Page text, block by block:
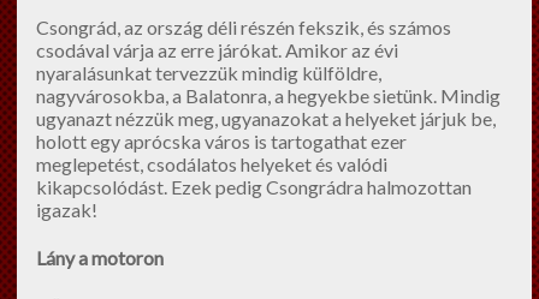
Csongrád, az ország déli részén fekszik, és számos
csodával várja az erre járókat. Amikor az évi
nyaralásunkat tervezzük mindig külföldre,
nagyvárosokba, a Balatonra, a hegyekbe sietünk. Mindig
ugyanazt nézzük meg, ugyanazokat a helyeket járjuk be,
holott egy aprócska város is tartogathat ezer
meglepetést, csodálatos helyeket és valódi
kikapcsolódást. Ezek pedig Csongrádra halmozottan
igazak!
Lány a motoron